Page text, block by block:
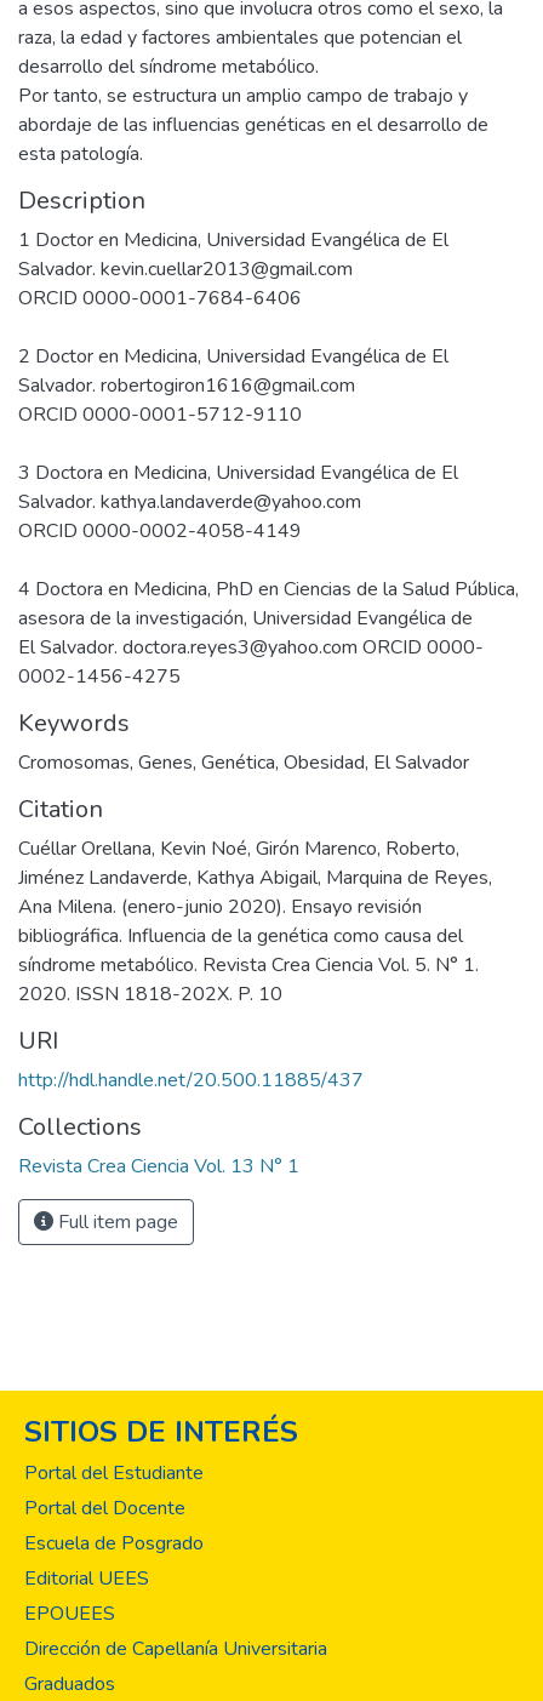
a esos aspectos, sino que involucra otros como el sexo, la
raza, la edad y factores ambientales que potencian el
desarrollo del síndrome metabólico.
Por tanto, se estructura un amplio campo de trabajo y
abordaje de las influencias genéticas en el desarrollo de
esta patología.
Description
1 Doctor en Medicina, Universidad Evangélica de El
Salvador. kevin.cuellar2013@gmail.com
ORCID 0000-0001-7684-6406
2 Doctor en Medicina, Universidad Evangélica de El
Salvador. robertogiron1616@gmail.com
ORCID 0000-0001-5712-9110
3 Doctora en Medicina, Universidad Evangélica de El
Salvador. kathya.landaverde@yahoo.com
ORCID 0000-0002-4058-4149
4 Doctora en Medicina, PhD en Ciencias de la Salud Pública,
asesora de la investigación, Universidad Evangélica de
El Salvador. doctora.reyes3@yahoo.com ORCID 0000-
0002-1456-4275
Keywords
Cromosomas, Genes, Genética, Obesidad, El Salvador
Citation
Cuéllar Orellana, Kevin Noé, Girón Marenco, Roberto,
Jiménez Landaverde, Kathya Abigail, Marquina de Reyes,
Ana Milena. (enero-junio 2020). Ensayo revisión
bibliográfica. Influencia de la genética como causa del
síndrome metabólico. Revista Crea Ciencia Vol. 5. N° 1.
2020. ISSN 1818-202X. P. 10
URI
http://hdl.handle.net/20.500.11885/437
Collections
Revista Crea Ciencia Vol. 13 N° 1
Full item page
SITIOS DE INTERÉS
Portal del Estudiante
Portal del Docente
Escuela de Posgrado
Editorial UEES
EPOUEES
Dirección de Capellanía Universitaria
Graduados